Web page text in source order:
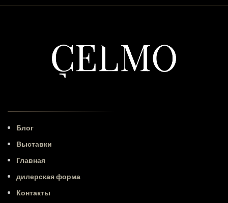
Блог
Выставки
Главная
дилерская форма
Контакты